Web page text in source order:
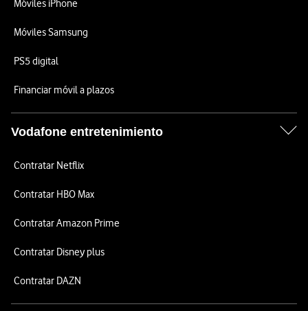
Móviles iPhone
Móviles Samsung
PS5 digital
Financiar móvil a plazos
Vodafone entretenimiento
Contratar Netflix
Contratar HBO Max
Contratar Amazon Prime
Contratar Disney plus
Contratar DAZN